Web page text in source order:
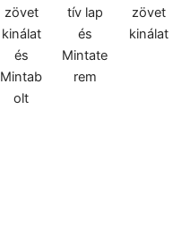
zövet
kinálat
és
Mintab
olt
tív lap
és
Mintate
rem
zövet
kinálat